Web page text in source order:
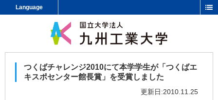
Language
つくばチャレンジ2010にて本学学生が「つくばエ
キスポセンター館長賞」を受賞しました
更新日:2010.11.25